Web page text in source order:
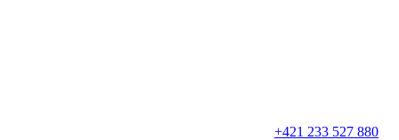
+421 233 527 880